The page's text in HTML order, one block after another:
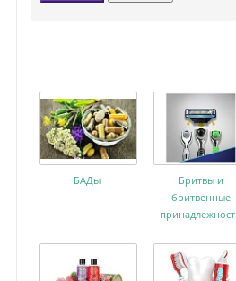
БАДы
Бритвы и
бритвенные